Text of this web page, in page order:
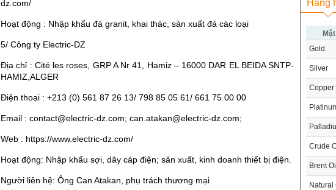
dz.com/
Hoạt động : Nhập khẩu đá granit, khai thác, sản xuất đá các loại
5/ Công ty Electric-DZ
Địa chỉ : Cité les roses, GRP A Nr 41, Hamiz – 16000 DAR EL BEIDA SNTP-
HAMIZ,ALGER
Điện thoại : +213 (0) 561 87 26 13/ 798 85 05 61/ 661 75 00 00
Email : contact@electric-dz.com; can.atakan@electric-dz.com;
Web : https://www.electric-dz.com/
Hoạt động: Nhập khẩu sợi, dây cáp điện; sản xuất, kinh doanh thiết bị điện.
Người liên hệ: Ông Can Atakan, phụ trách thương mại
Hàng
Gold
Silver
Copper
Crude
Brent
Natural